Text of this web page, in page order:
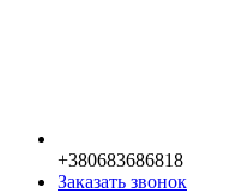
+380683686818
Заказать звонок